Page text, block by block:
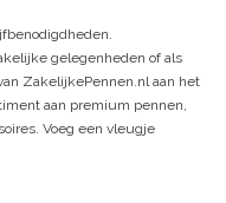
gelegenheden of als
ZakelijkePennen.nl aan het
aan premium pennen,
Voeg een vleugje